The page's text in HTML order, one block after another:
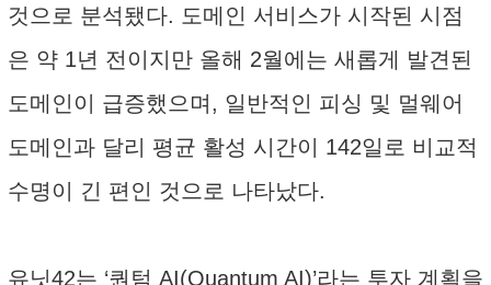
것으로 분석됐다. 도메인 서비스가 시작된 시점
은 약 1년 전이지만 올해 2월에는 새롭게 발견된
도메인이 급증했으며, 일반적인 피싱 및 멀웨어
도메인과 달리 평균 활성 시간이 142일로 비교적
수명이 긴 편인 것으로 나타났다.
유닛42는 ‘퀀텀 AI(Quantum AI)’라는 투자 계획을